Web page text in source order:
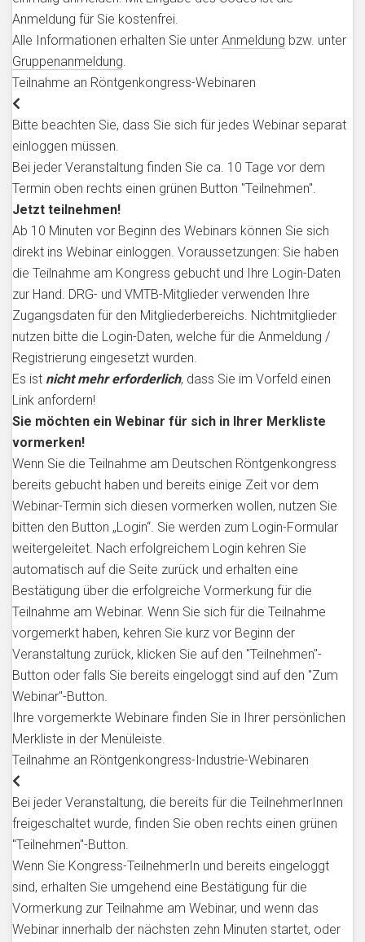
Anmeldung für Sie kostenfrei.
Alle Informationen erhalten Sie unter Anmeldung bzw. unter
Gruppenanmeldung.
Teilnahme an Röntgenkongress-Webinaren
Bitte beachten Sie, dass Sie sich für jedes Webinar separat
einloggen müssen.
Bei jeder Veranstaltung finden Sie ca. 10 Tage vor dem
Termin oben rechts einen grünen Button "Teilnehmen".
Jetzt teilnehmen!
Ab 10 Minuten vor Beginn des Webinars können Sie sich
direkt ins Webinar einloggen. Voraussetzungen: Sie haben
die Teilnahme am Kongress gebucht und Ihre Login-Daten
zur Hand. DRG- und VMTB-Mitglieder verwenden Ihre
Zugangsdaten für den Mitgliederbereichs. Nichtmitglieder
nutzen bitte die Login-Daten, welche für die Anmeldung /
Registrierung eingesetzt wurden.
Es ist nicht mehr erforderlich, dass Sie im Vorfeld einen
Link anfordern!
Sie möchten ein Webinar für sich in Ihrer Merkliste
vormerken!
Wenn Sie die Teilnahme am Deutschen Röntgenkongress
bereits gebucht haben und bereits einige Zeit vor dem
Webinar-Termin sich diesen vormerken wollen, nutzen Sie
bitten den Button „Login“. Sie werden zum Login-Formular
weitergeleitet. Nach erfolgreichem Login kehren Sie
automatisch auf die Seite zurück und erhalten eine
Bestätigung über die erfolgreiche Vormerkung für die
Teilnahme am Webinar. Wenn Sie sich für die Teilnahme
vorgemerkt haben, kehren Sie kurz vor Beginn der
Veranstaltung zurück, klicken Sie auf den "Teilnehmen"-
Button oder falls Sie bereits eingeloggt sind auf den "Zum
Webinar"-Button.
Ihre vorgemerkte Webinare finden Sie in Ihrer persönlichen
Merkliste in der Menüleiste.
Teilnahme an Röntgenkongress-Industrie-Webinaren
Bei jeder Veranstaltung, die bereits für die TeilnehmerInnen
freigeschaltet wurde, finden Sie oben rechts einen grünen
"Teilnehmen"-Button.
Wenn Sie Kongress-TeilnehmerIn und bereits eingeloggt
sind, erhalten Sie umgehend eine Bestätigung für die
Vormerkung zur Teilnahme am Webinar, und wenn das
Webinar innerhalb der nächsten zehn Minuten startet, oder